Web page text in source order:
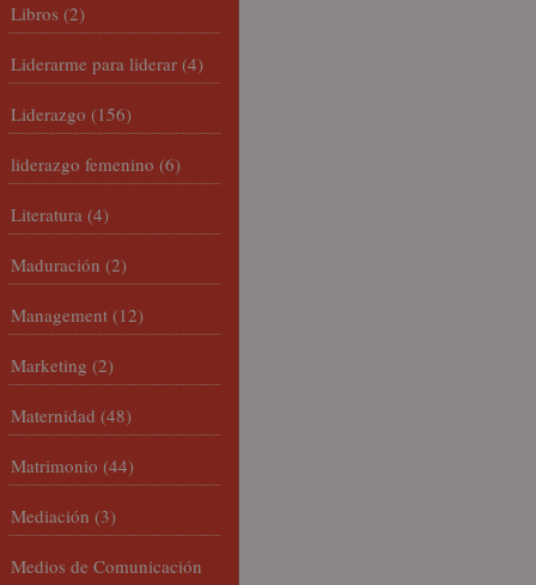
Libros (2)
Liderarme para liderar (4)
Liderazgo (156)
liderazgo femenino (6)
Literatura (4)
Maduración (2)
Management (12)
Marketing (2)
Maternidad (48)
Matrimonio (44)
Mediación (3)
Medios de Comunicación